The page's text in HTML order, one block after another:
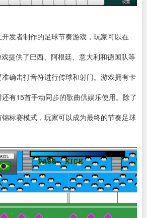
发者制作的足球节奏游戏，玩家可以在
提供了巴西、阿根廷、意大利和德国队等
确击打音符进行传球和射门。游戏拥有卡
有15首手动同步的歌曲供娱乐使用。除了
标赛模式，玩家可以成为最终的节奏足球